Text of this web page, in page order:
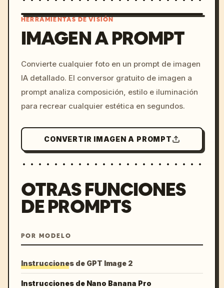
c, cyberpunk sunset, neon
colors, 8k --v 6.0
HERRAMIENTAS DE VISIÓN
IMAGEN A PROMPT
Convierte cualquier foto en un prompt de imagen
IA detallado. El conversor gratuito de imagen a
prompt analiza composición, estilo e iluminación
para recrear cualquier estética en segundos.
CONVERTIR IMAGEN A PROMPT
OTRAS FUNCIONES
DE PROMPTS
POR MODELO
Instrucciones de GPT Image 2
Instrucciones de Nano Banana Pro